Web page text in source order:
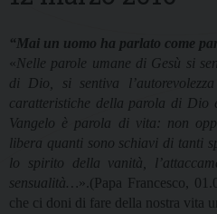
“Mai un uomo ha parlato come
« Nelle parole umane di Gesù si
di Dio, si sentiva
caratteristiche della parola di
Vangelo è parola di vita: non
libera quanti sono schiavi di tanti
lo spirito della vanità,
sensualità…». (Papa Francesco,
che ci doni di fare della nostra vita